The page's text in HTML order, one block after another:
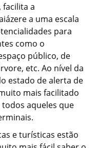
facilita a
a uma escala
para
como o
público, de
etc. Ao nível da
estado de alerta de
mais facilitado
aqueles que
e turísticas estão